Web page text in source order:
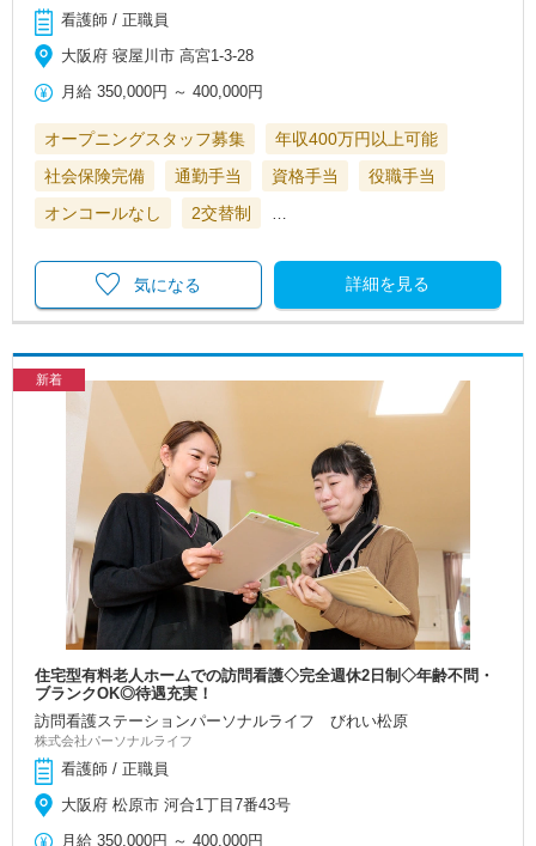
看護師 / 正職員
大阪府 寝屋川市 高宮1-3-28
月給 350,000円 ～400,000円
オープニングスタッフ募集
年収400万円以上可能
社会保険完備
通勤手当 資格手当
役職手当
オンコールなし
2交替制
詳細を見る
気になる
新着
住宅型有料老人ホームでの訪問看護◇完全週休2日制◇年齢不問・
ブランクOK◎待遇充実！
訪問看護ステーションパーソナルライフ びれい松原
株式会社パーソナルライフ
看護師 / 正職員
大阪府 松原市 河合1丁目7番43号
月給 350,000円 ～400,000円